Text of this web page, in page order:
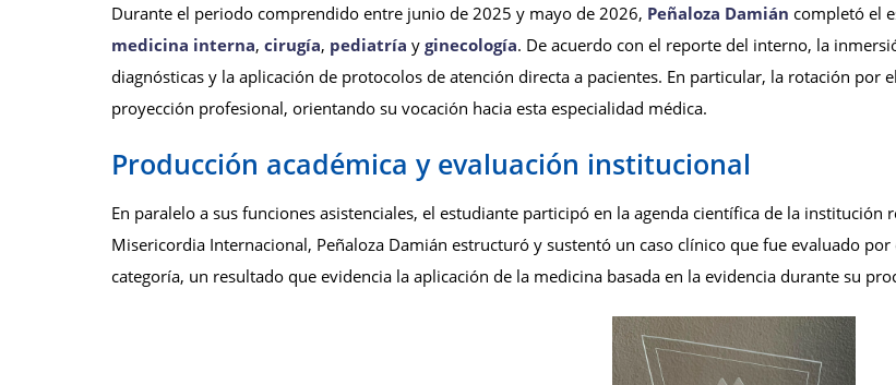
Durante el periodo comprendido entre junio de 2025 y mayo de 2026, Peñaloza Damián completó el
medicina interna, cirugía, pediatría y ginecología. De acuerdo con el reporte del interno, la
diagnósticas y la aplicación de protocolos de atención directa a pacientes. En particular, la rotación por
proyección profesional, orientando su vocación hacia esta especialidad médica.
Producción académica y evaluación institucional
En paralelo a sus funciones asistenciales, el estudiante participó en la agenda científica de la institución
Misericordia Internacional, Peñaloza Damián estructuró y sustentó un caso clínico que fue evaluado
categoría, un resultado que evidencia la aplicación de la medicina basada en la evidencia durante su